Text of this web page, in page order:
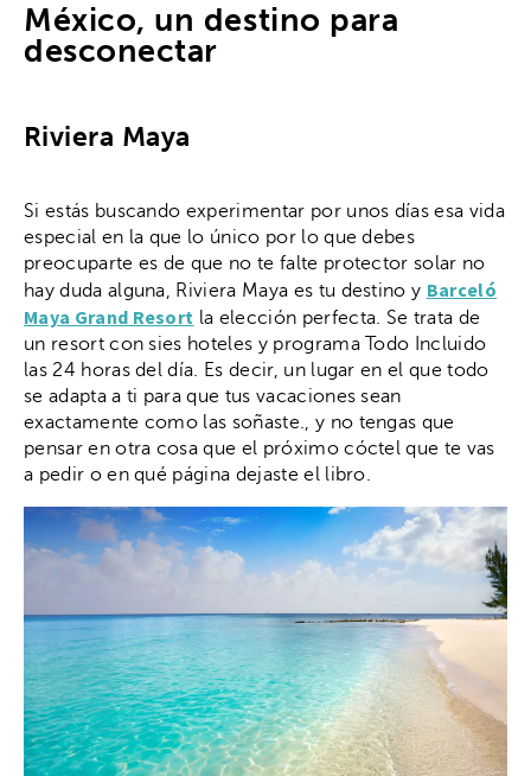
México, un destino para
desconectar
Riviera Maya
Si estás buscando experimentar por unos días esa vida
especial en la que lo único por lo que debes
preocuparte es de que no te falte protector solar no
hay duda alguna, Riviera Maya es tu destino y Barceló
Maya Grand Resort la elección perfecta. Se trata de
un resort con sies hoteles y programa Todo Incluido
las 24 horas del día. Es decir, un lugar en el que todo
se adapta a ti para que tus vacaciones sean
exactamente como las soñaste., y no tengas que
pensar en otra cosa que el próximo cóctel que te vas
a pedir o en qué página dejaste el libro.